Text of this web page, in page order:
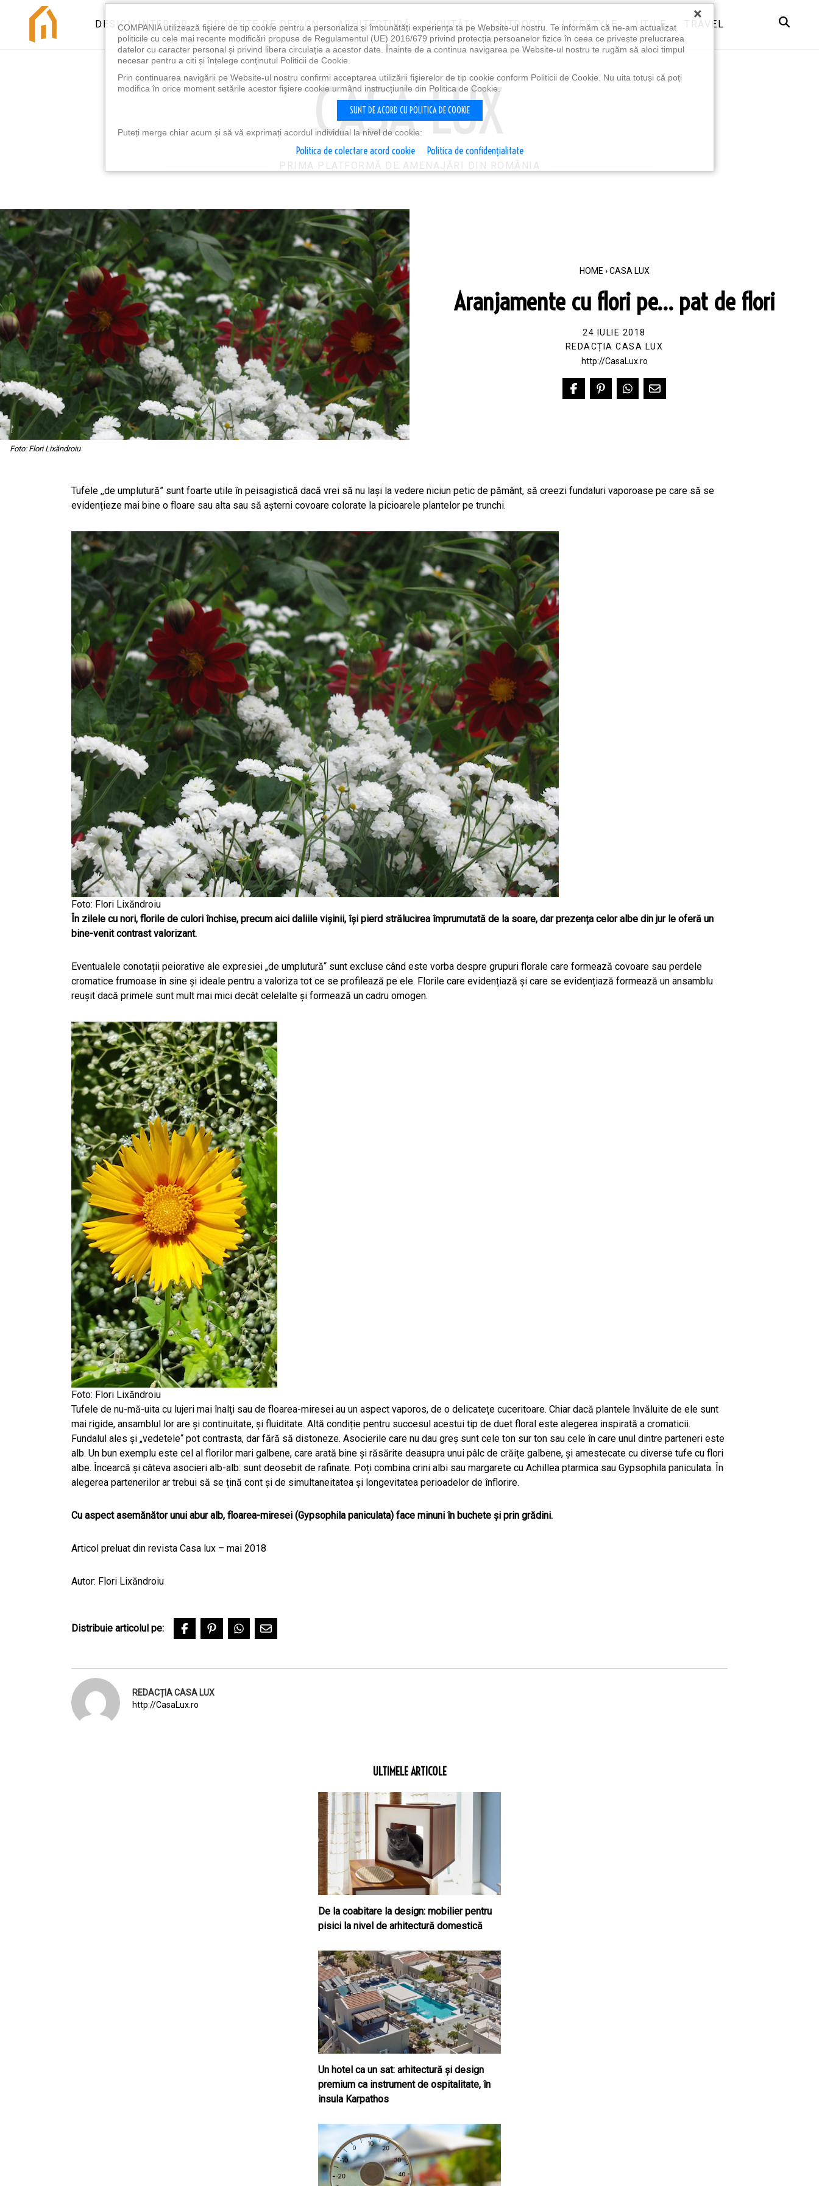
DESIGN INTERIOR PROIECTE DE DESIGN ARHITECTURĂ NOUTĂȚI OUTDOOR LIFESTYLE UTILE TRAVEL
PRIMA PLATFORMĂ DE AMENAJĂRI DIN ROMÂNIA
Foto: Flori Lixăndroiu
HOME › CASA LUX
Aranjamente cu flori pe… pat de flori
24 IULIE 2018
REDACȚIA CASA LUX
http://CasaLux.ro
Tufele ,,de umplutură” sunt foarte utile în peisagistică dacă vrei să nu lași la vedere niciun petic de pământ, să creezi fundaluri vaporoase pe care să se
evidențieze mai bine o floare sau alta sau să așterni covoare colorate la picioarele plantelor pe trunchi.
Foto: Flori Lixăndroiu
În zilele cu nori, florile de culori închise, precum aici daliile vișinii, își pierd strălucirea împrumutată de la soare, dar prezența celor albe din jur le oferă un
bine-venit contrast valorizant.
Eventualele conotații peiorative ale expresiei „de umplutură“ sunt excluse când este vorba despre grupuri florale care formează covoare sau perdele
cromatice frumoase în sine și ideale pentru a valoriza tot ce se profilează pe ele. Florile care evidențiază și care se evidențiază formează un ansamblu
reușit dacă primele sunt mult mai mici decât celelalte și formează un cadru omogen.
Foto: Flori Lixăndroiu
Tufele de nu-mă-uita cu lujeri mai înalți sau de floarea-miresei au un aspect vaporos, de o delicatețe cuceritoare. Chiar dacă plantele învăluite de ele sunt
mai rigide, ansamblul lor are și continuitate, și fluiditate. Altă condiție pentru succesul acestui tip de duet floral este alegerea inspirată a cromaticii.
Fundalul ales și „vedetele“ pot contrasta, dar fără să distoneze. Asocierile care nu dau greș sunt cele ton sur ton sau cele în care unul dintre parteneri este
alb. Un bun exemplu este cel al florilor mari galbene, care arată bine și răsărite deasupra unui pâlc de crăițe galbene, și amestecate cu diverse tufe cu flori
albe. Încearcă și câteva asocieri alb-alb: sunt deosebit de rafinate. Poți combina crini albi sau margarete cu Achillea ptarmica sau Gypsophila paniculata. În
alegerea partenerilor ar trebui să se țină cont și de simultaneitatea și longevitatea perioadelor de înflorire.
Cu aspect asemănător unui abur alb, floarea-miresei (Gypsophila paniculata) face minuni în buchete și prin grădini.
Articol preluat din revista Casa lux – mai 2018
Autor: Flori Lixăndroiu
Distribuie articolul pe:
REDACȚIA CASA LUX
http://CasaLux.ro
ULTIMELE ARTICOLE
De la coabitare la design: mobilier pentru
pisici la nivel de arhitectură domestică
Un hotel ca un sat: arhitectură și design
premium ca instrument de ospitalitate, în
insula Karpathos
×
COMPANIA utilizează fişiere de tip cookie pentru a personaliza și îmbunătăți experiența ta pe Website-ul nostru. Te informăm că ne-am actualizat
politicile cu cele mai recente modificări propuse de Regulamentul (UE) 2016/679 privind protecția persoanelor fizice în ceea ce privește prelucrarea
datelor cu caracter personal și privind libera circulație a acestor date. Înainte de a continua navigarea pe Website-ul nostru te rugăm să aloci timpul
necesar pentru a citi și înțelege conținutul Politicii de Cookie.
Prin continuarea navigării pe Website-ul nostru confirmi acceptarea utilizării fişierelor de tip cookie conform Politicii de Cookie. Nu uita totuși că poți
modifica în orice moment setările acestor fişiere cookie urmând instrucțiunile din Politica de Cookie.
SUNT DE ACORD CU POLITICA DE COOKIE
Puteți merge chiar acum și să vă exprimați acordul individual la nivel de cookie:
Politica de colectare acord cookie Politica de confidențialitate